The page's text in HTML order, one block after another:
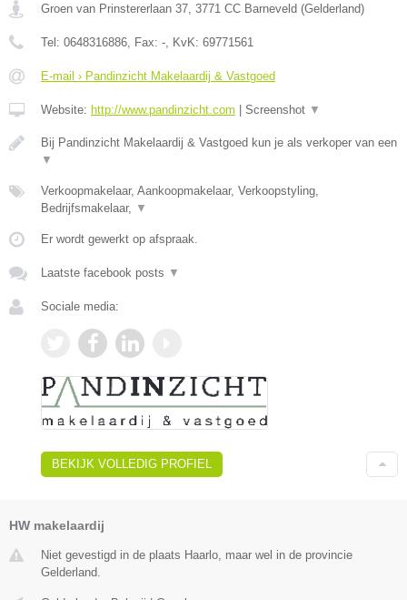
Groen van Prinstererlaan 37 3771 CC Barneveld (Gelderland)
Tel: 0648316886 , Fax: - , KvK: 69771561
E-mail › Pandinzicht Makelaardij & Vastgoed
Website: http://www.pandinzicht.com | Screenshot ▼
Bij Pandinzicht Makelaardij & Vastgoed kun je als verkoper van een
▼
Verkoopmakelaar, Aankoopmakelaar, Verkoopstyling,
Bedrijfsmakelaar,
▼
Er wordt gewerkt op afspraak.
Laatste facebook posts ▼
Sociale media:
BEKIJK VOLLEDIG PROFIEL
HW makelaardij
Niet gevestigd in de plaats Haarlo, maar wel in de provincie
Gelderland.